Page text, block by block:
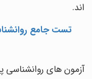
اند.
تست جامع
آزمون های روانشناسی